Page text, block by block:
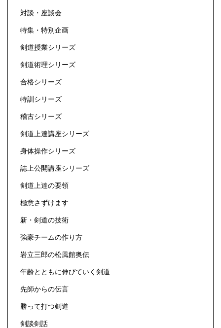
対談・座談会
特集・特別企画
剣道授業シリーズ
剣道術理シリーズ
合格シリーズ
特訓シリーズ
稽古シリーズ
剣道上達講座シリーズ
身体操作シリーズ
誌上公開講座シリーズ
剣道上達の要領
極意さずけます
新・剣道の技術
強豪チームの作り方
岩立三郎の松風館奥伝
年齢とともに伸びていく剣道
先師からの伝言
勝って打つ剣道
剣談剣話